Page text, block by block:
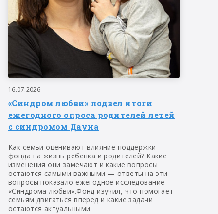
16.07.2026
«Синдром любви» подвел итоги
ежегодного опроса родителей летей
с синдромом Дауна
Как семьи оценивают влияние поддержки
фонда на жизнь ребенка и родителей? Какие
изменения они замечают и какие вопросы
остаются самыми важными — ответы на эти
вопросы показало ежегодное исследование
«Синдрома любви».Фонд изучил, что помогает
семьям двигаться вперед и какие задачи
остаются актуальными